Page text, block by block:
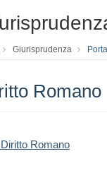
Giurisprudenza
Romano
Romano